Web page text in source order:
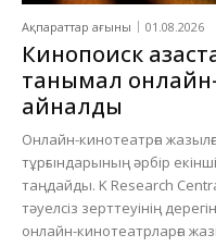
Ақпараттар ағыны 01.08.2026
Кинопоиск
танымал
айналды
Онлайн-кинотеатрға
тұрғындарының әрбір
таңдайды. K Research
тәуелсіз зерттеуінің
онлайн-кинотеатрларға